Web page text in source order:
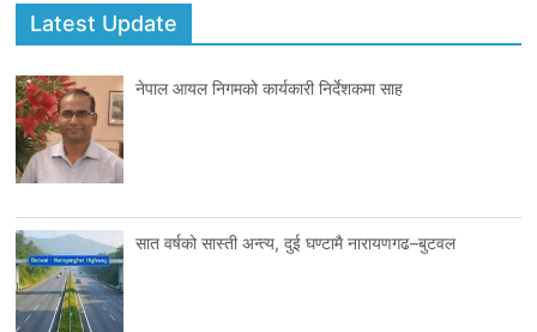
Latest Update
नेपाल आयल निगमको कार्यकारी निर्देशकमा साह
सात वर्षको सास्ती अन्त्य, दुई घण्टामै नारायणगढ–बुटवल